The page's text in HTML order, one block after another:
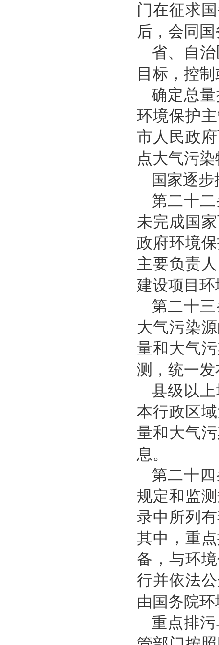
门在征求
后，会同
省、自
目标，控
确定总
环境保护
市人民政
点大气污
国家逐
第二十
未完成国
政府环境
主要负责
建设项目
第二十
大气污染
量和大气
测，统一
县级以
本行政区
量和大气
息。
第二十
规定和监
录中所列
其中，重
备，与环
行并依法
由国务院
重点排